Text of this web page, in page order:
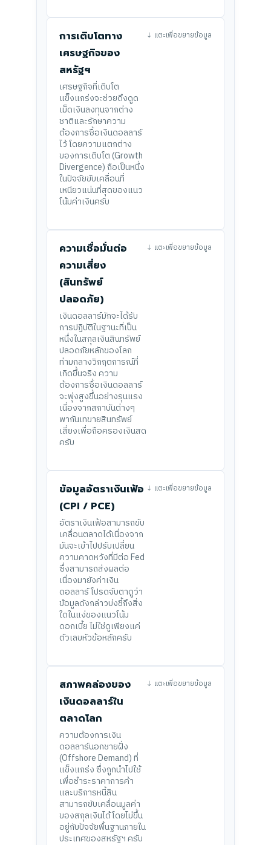
การเติบโตทาง
เศรษฐกิจของ
สหรัฐฯ
เศรษฐกิจที่เติบโต
แข็งแกร่งจะช่วยดึงดูด
เม็ดเงินลงทุนจากต่าง
ชาติและรักษาความ
ต้องการซื้อเงินดอลลาร์
ไว้ โดยความแตกต่าง
ของการเติบโต (Growth
Divergence) ถือเป็นหนึ่ง
ในปัจจัยขับเคลื่อนที่
เหนียวแน่นที่สุดของแนว
โน้มค่าเงินครับ
↓ แตะเพื่อขยายข้อมูล
ความเชื่อมั่นต่อ
ความเสี่ยง
(สินทรัพย์
ปลอดภัย)
เงินดอลลาร์มักจะได้รับ
การปฏิบัติในฐานะที่เป็น
หนึ่งในสกุลเงินสินทรัพย์
ปลอดภัยหลักของโลก
ท่ามกลางวิกฤตการณ์ที่
เกิดขึ้นจริง ความ
ต้องการซื้อเงินดอลลาร์
จะพุ่งสูงขึ้นอย่างรุนแรง
เนื่องจากสถาบันต่างๆ
พากันเทขายสินทรัพย์
เสี่ยงเพื่อถือครองเงินสด
ครับ
↓ แตะเพื่อขยายข้อมูล
ข้อมูลอัตราเงินเฟ้อ
(CPI / PCE)
อัตราเงินเฟ้อสามารถขับ
เคลื่อนตลาดได้เนื่องจาก
มันจะเข้าไปปรับเปลี่ยน
ความคาดหวังที่มีต่อ Fed
ซึ่งสามารถส่งผลต่อ
เนื่องมายังค่าเงิน
ดอลลาร์ โปรดจับตาดูว่า
ข้อมูลดังกล่าวบ่งชี้ถึงสิ่ง
ใดในแง่ของแนวโน้ม
ดอกเบี้ย ไม่ใช่ดูเพียงแค่
ตัวเลขหัวข้อหลักครับ
↓ แตะเพื่อขยายข้อมูล
สภาพคล่องของ
เงินดอลลาร์ใน
ตลาดโลก
ความต้องการเงิน
ดอลลาร์นอกชายฝั่ง
(Offshore Demand) ที่
แข็งแกร่ง ซึ่งถูกนำไปใช้
เพื่อชำระราคาการค้า
และบริการหนี้สิน
สามารถขับเคลื่อนมูลค่า
ของสกุลเงินได้โดยไม่ขึ้น
อยู่กับปัจจัยพื้นฐานภายใน
ประเทศของสหรัฐฯ ครับ
↓ แตะเพื่อขยายข้อมูล